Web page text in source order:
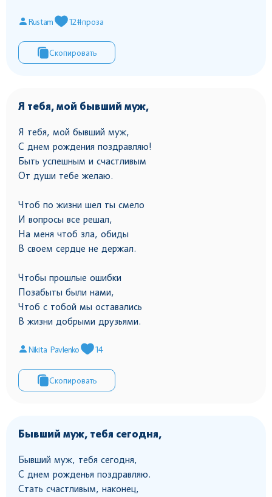
Rustam 12#проза
Скопировать
Я тебя, мой бывший муж,
Я тебя, мой бывший муж,
С днем рождения поздравляю!
Быть успешным и счастливым
От души тебе желаю.
Чтоб по жизни шел ты смело
И вопросы все решал,
На меня чтоб зла, обиды
В своем сердце не держал.
Чтобы прошлые ошибки
Позабыты были нами,
Чтоб с тобой мы оставались
В жизни добрыми друзьями.
Nikita Pavlenko 14
Скопировать
Бывший муж, тебя сегодня,
Бывший муж, тебя сегодня,
С днем рожденья поздравляю.
Стать счастливым, наконец,